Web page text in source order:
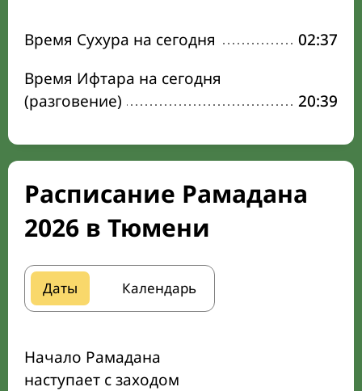
Время Сухура на сегодня
02:37
Время Ифтара на сегодня
(разговение)
20:39
Расписание Рамадана
2026 в Тюмени
Даты Календарь
Начало Рамадана
наступает с заходом